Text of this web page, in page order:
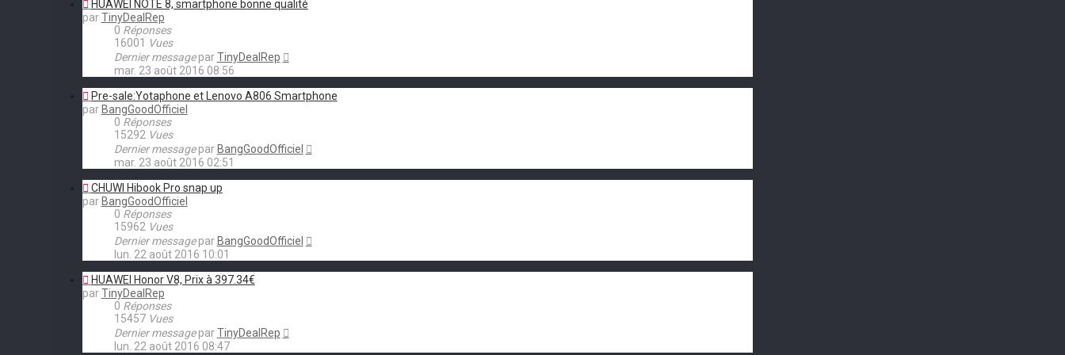
HUAWEI NOTE 8, smartphone bonne qualité
parTinyDealRep
0 Réponses
16001 Vues
Dernier messageparTinyDealRep
mar. 23 août 2016 08:56
Pre-sale:Yotaphone et Lenovo A806 Smartphone
par BangGoodOfficiel
0 Réponses
15292 Vues
Dernier messagepar BangGoodOfficiel
mar. 23 août 2016 02:51
CHUWI Hibook Pro snap up
par BangGoodOfficiel
0 Réponses
15962 Vues
Dernier messagepar BangGoodOfficiel
lun. 22 août 2016 10:01
HUAWEI Honor V8, Prix à 397.34€
parTinyDealRep
0 Réponses
15457 Vues
Dernier messageparTinyDealRep
lun. 22 août 2016 08:47